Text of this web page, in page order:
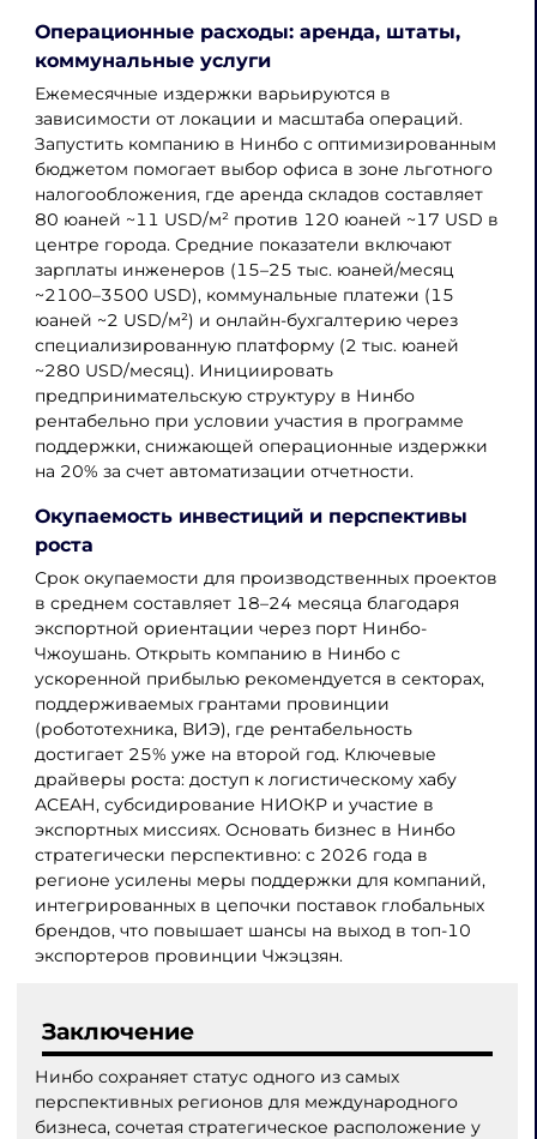
Операционные расходы: аренда, штаты,
коммунальные услуги
Ежемесячные издержки варьируются в
зависимости от локации и масштаба операций.
Запустить компанию в Нинбо с оптимизированным
бюджетом помогает выбор офиса в зоне льготного
налогообложения, где аренда складов составляет
80 юаней ~11 USD/м² против 120 юаней ~17 USD в
центре города. Средние показатели включают
зарплаты инженеров (15–25 тыс. юаней/месяц
~2100–3500 USD), коммунальные платежи (15
юаней ~2 USD/м²) и онлайн-бухгалтерию через
специализированную платформу (2 тыс. юаней
~280 USD/месяц). Инициировать
предпринимательскую структуру в Нинбо
рентабельно при условии участия в программе
поддержки, снижающей операционные издержки
на 20% за счет автоматизации отчетности.
Окупаемость инвестиций и перспективы
роста
Срок окупаемости для производственных проектов
в среднем составляет 18–24 месяца благодаря
экспортной ориентации через порт Нинбо-
Чжоушань. Открыть компанию в Нинбо с
ускоренной прибылью рекомендуется в секторах,
поддерживаемых грантами провинции
(робототехника, ВИЭ), где рентабельность
достигает 25% уже на второй год. Ключевые
драйверы роста: доступ к логистическому хабу
АСЕАН, субсидирование НИОКР и участие в
экспортных миссиях. Основать бизнес в Нинбо
стратегически перспективно: с 2026 года в
регионе усилены меры поддержки для компаний,
интегрированных в цепочки поставок глобальных
брендов, что повышает шансы на выход в топ-10
экспортеров провинции Чжэцзян.
Заключение
Нинбо сохраняет статус одного из самых
перспективных регионов для международного
бизнеса, сочетая стратегическое расположение у